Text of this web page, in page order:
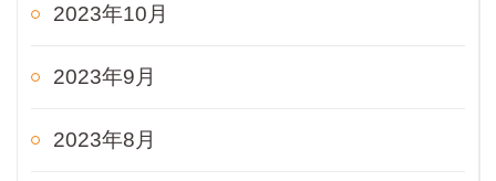
2023年10月
2023年9月
2023年8月